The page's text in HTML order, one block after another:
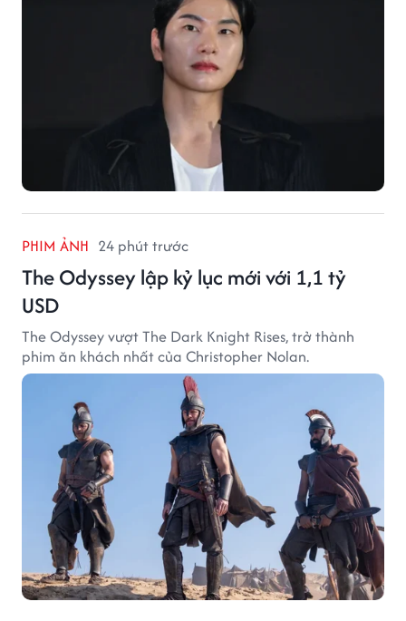
PHIM ẢNH 24 phút trước
The Odyssey lập kỷ lục mới với 1,1 tỷ
USD
The Odyssey vượt The Dark Knight Rises, trở thành
phim ăn khách nhất của Christopher Nolan.